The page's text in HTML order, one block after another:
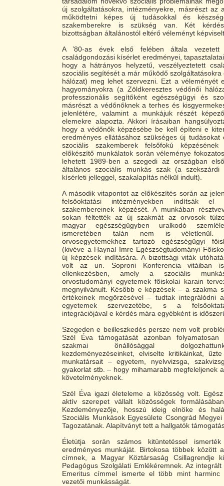
új szolgáltatásokra, intézményekre, másrészt az
működtetni képes új tudásokkal és
szakemberekre is szükség van. Két
bizottságban általánostól eltérő véleményt
A ’80-as évek első felében általa
családgondozási kísérlet eredményei,
hogy a hátrányos helyzetű, veszélyeztetett
szociális segítését a már működő
hálózat) meg lehet szervezni. Ezt a véleményét
hagyományokra (a Zöldkeresztes védőnői
professzionális segítőként egészségügyi és
másrészt a védőnőknek a terhes és
jelenlétére, valamint a munkájuk részét
elemekre alapozta. Akkori írásaiban
hogy a védőnők képzésébe be kell építeni e
eredményes ellátásához szükséges új tudásokat
szociális szakemberek felsőfokú
előkészítő munkálatok során véleménye
lehetett 1989-ben a szegedi az országban
általános szociális munkás szak (a szekszárdi
kísérleti jelleggel, szakalapítás nélkül indult).
A második vitapontot az előkészítés során az
felsőoktatási intézményekben indítsák
szakembereinek képzését. A munkában
sokan féltették az új szakmát az orvosok
magyar egészségügyben uralkodó
ismeretében talán nem is véletlenül.
orvosegyetemekhez tartozó egészségügyi
(kivéve a Haynal Imre Egészségtudományi
új képzések indítására. A bizottsági viták
volt az un. Soproni Konferencia vitáiban
ellenkezésben, amely a szociális
orvostudományi egyetemek főiskolai karain
megnyilvánult. Később e képzések – a szakma
értékeinek megőrzésével – tudtak integrálódni
egyetemek szervezetébe, s a
integrációjával e kérdés mára egyébként is
Szegeden e beilleszkedés persze nem volt
Szél Éva támogatását azonban folyamatosan
szakmai önállósággal
kezdeményezéseinket, elviselte kritikáinkat,
munkatársait – egyetem, nyelvvizsga,
gyakorlat stb. – hogy mihamarabb megfeleljenek
követelményeknek.
Szél Éva igazi életeleme a közösség volt.
aktív szerepet vállalt közösségek
Kezdeményezője, hosszú ideig elnöke és
Szociális Munkások Egyesülete Csongrád
Tagozatának. Alapítványt tett a hallgatók
Életútja során számos kitüntetéssel
eredményes munkáját. Birtokosa többek között
címnek, a Magyar Köztársaság Csillagrendje
Pedagógus Szolgálati Emlékéremnek. Az
Emeritus címmel ismerte el több mint harminc
vezetői munkásságát.